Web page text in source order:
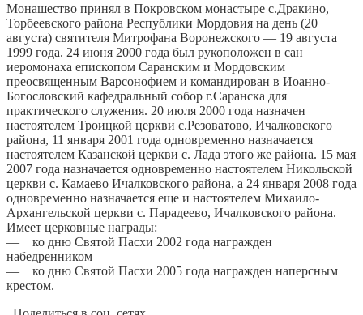
Монашество принял в Покровском монастыре с.Дракино,
Торбеевского района Республики Мордовия на день (20
августа) святителя Митрофана Воронежского — 19 августа
1999 года. 24 июня 2000 года был рукоположен в сан
иеромонаха епископом Саранским и Мордовским
преосвященным Варсонофием и командирован в Иоанно-
Богословский кафедральный собор г.Саранска для
практического служения. 20 июля 2000 года назначен
настоятелем Троицкой церкви с.Резоватово, Ичалковского
района, 11 января 2001 года одновременно назначается
настоятелем Казанской церкви с. Лада этого же района. 15 мая
2007 года назначается одновременно настоятелем Никольской
церкви с. Камаево Ичалковского района, а 24 января 2008 года
одновременно назначается еще и настоятелем Михаило-
Архангельской церкви с. Парадеево, Ичалковского района.
Имеет церковные награды:
— ко дню Святой Пасхи 2002 года награжден
набедренником
— ко дню Святой Пасхи 2005 года награжден наперсным
крестом.